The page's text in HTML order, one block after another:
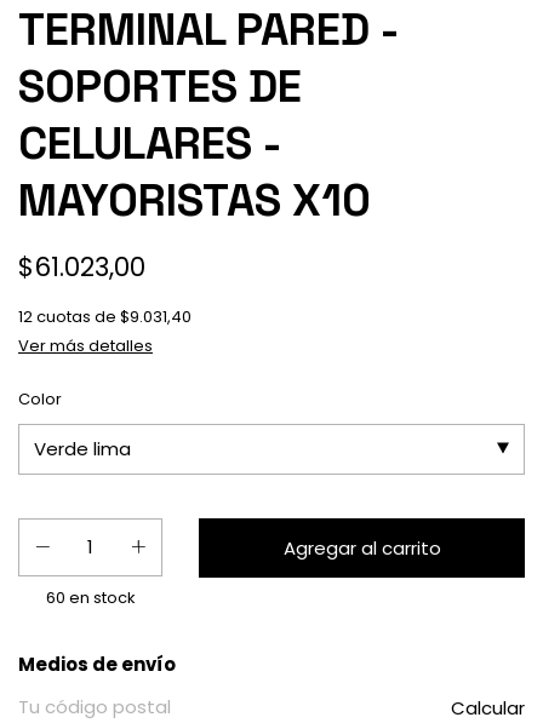
TERMINAL PARED -
SOPORTES DE
CELULARES -
MAYORISTAS X10
$61.023,00
12cuotas de $9.031,40
Ver más detalles
Color
60 en stock
Entregas para el CP:
Medios de envío
Calcular